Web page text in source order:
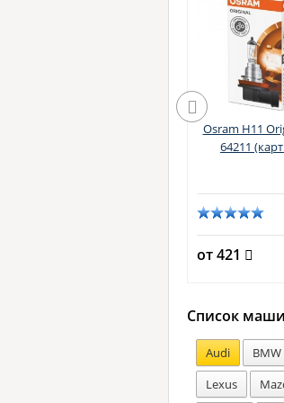
Osram H11
64211
от 421
Список
Audi BMW
Lexus